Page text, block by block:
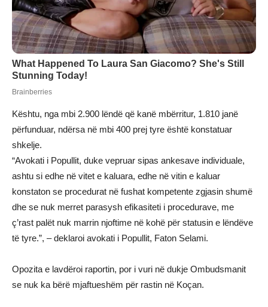
Kështu, nga mbi 2.900 lëndë që kanë mbërritur, 1.810 janë
përfunduar, ndërsa në mbi 400 prej tyre është konstatuar
shkelje.
“Avokati i Popullit, duke vepruar sipas ankesave individuale,
ashtu si edhe në vitet e kaluara, edhe në vitin e kaluar
konstaton se procedurat në fushat kompetente zgjasin shumë
dhe se nuk merret parasysh efikasiteti i procedurave, me
ç’rast palët nuk marrin njoftime në kohë për statusin e lëndëve
të tyre.”, – deklaroi avokati i Popullit, Faton Selami.
Opozita e lavdëroi raportin, por i vuri në dukje Ombudsmanit
se nuk ka bërë mjaftueshëm për rastin në Koçan.